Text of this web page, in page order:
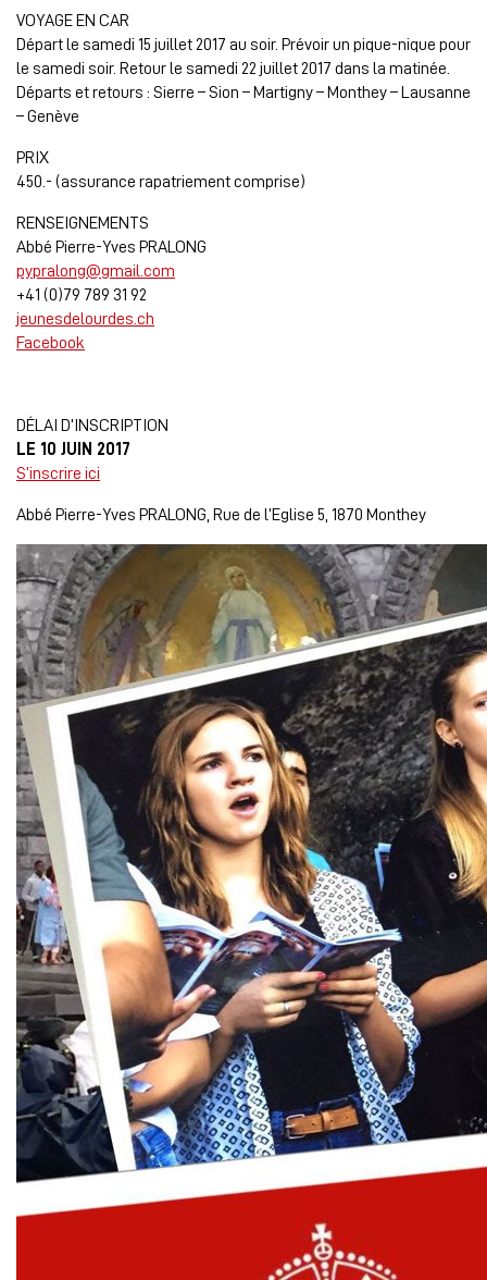
VOYAGE EN CAR
Départ le samedi 15 juillet 2017 au soir. Prévoir un pique-nique pour
le samedi soir. Retour le samedi 22 juillet 2017 dans la matinée.
Départs et retours : Sierre – Sion – Martigny – Monthey – Lausanne
– Genève
PRIX
450.- (assurance rapatriement comprise)
RENSEIGNEMENTS
Abbé Pierre-Yves PRALONG
pypralong@gmail.com
+41 (0)79 789 31 92
jeunesdelourdes.ch
Facebook
DÉLAI D’INSCRIPTION
LE 10 JUIN 2017
S’inscrire ici
Abbé Pierre-Yves PRALONG, Rue de l’Eglise 5, 1870 Monthey